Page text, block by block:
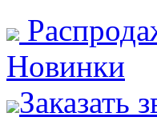
Новинки
Заказать